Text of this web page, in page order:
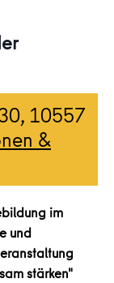
, 10557
&
im
und
stärken"